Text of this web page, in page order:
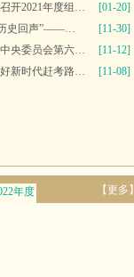
环境商会党支部组织召开2021年度组织生活会并开展民主评议党员工作
[01-20]
“走进北大红楼 倾听历史回声”——多家党组织联合开展主题党日活动
[11-30]
中国共产党第十九届中央委员会第六次全体会议公报
[11-12]
特稿：继续奋斗，走好新时代赶考路——写在党的十九届六中全会召开之际
[11-08]
年度
【更多】